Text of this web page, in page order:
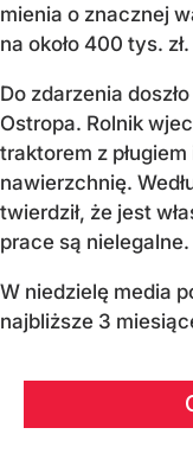
mienia o znacznej
na około 400 tys. zł.
Do zdarzenia
Ostropa. Rolnik
traktorem z pługiem
nawierzchnię.
twierdził, że jest
prace są nielegalne.
W niedzielę media
najbliższe 3